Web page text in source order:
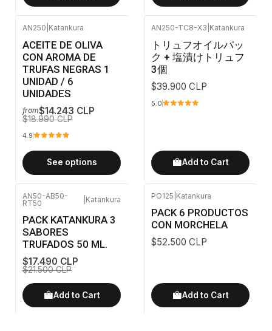
AN250 Katankura
ACEITE DE OLIVA
CON AROMA DE
TRUFAS NEGRAS 1
UNIDAD / 6
UNIDADES
from$14.243 CLP
$18.990 CLP
4.9
See options
AN250-TC8-X3 Katankura
トリュフオイルパッ
ク + 塩漬けトリュフ
3個
$39.900 CLP
5.0
Add to Cart
-19%
AN50-AB50-
RT50
Katankura
PACK KATANKURA 3
SABORES
TRUFADOS 50 ML.
$17.490 CLP
$21.500 CLP
Add to Cart
PO125 Katankura
PACK 6 PRODUCTOS
CON MORCHELA
$52.500 CLP
Add to Cart